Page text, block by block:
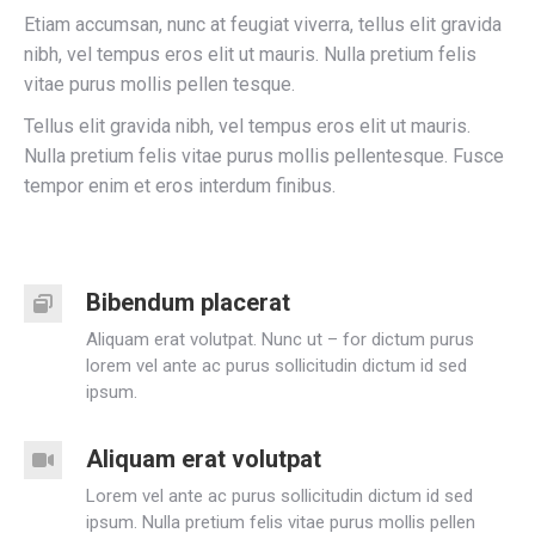
Etiam accumsan, nunc at feugiat viverra, tellus elit gravida
nibh, vel tempus eros elit ut mauris. Nulla pretium felis
vitae purus mollis pellen tesque.
Tellus elit gravida nibh, vel tempus eros elit ut mauris.
Nulla pretium felis vitae purus mollis pellentesque. Fusce
tempor enim et eros interdum finibus.
Bibendum placerat
Aliquam erat volutpat. Nunc ut – for dictum purus
lorem vel ante ac purus sollicitudin dictum id sed
ipsum.
Aliquam erat volutpat
Lorem vel ante ac purus sollicitudin dictum id sed
ipsum. Nulla pretium felis vitae purus mollis pellen